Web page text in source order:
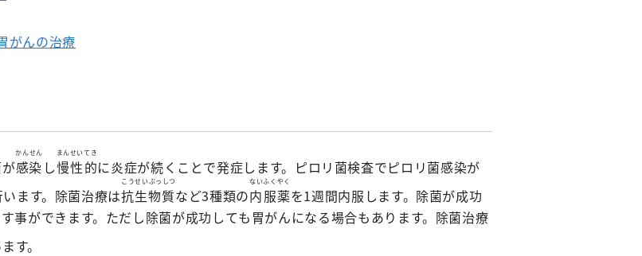
救急科
がんの治療
感染
かんせん
し慢性
まんせい
的
てき
に炎症が続くことで発症します。ピロリ菌検査でピロリ菌感染が
ます。除菌治療は抗生物質
こうせいぶっしつ
など3種類の内服薬
ないふくやく
を1週間内服します。除菌が成功
事ができます。ただし除菌が成功しても胃がんになる場合もあります。除菌治療
す。